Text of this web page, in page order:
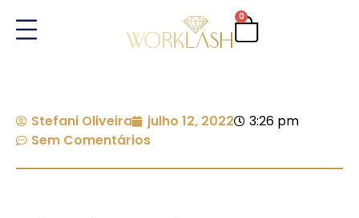
0
Stefani Oliveira julho 12, 2022
3:26 pm
Sem Comentários